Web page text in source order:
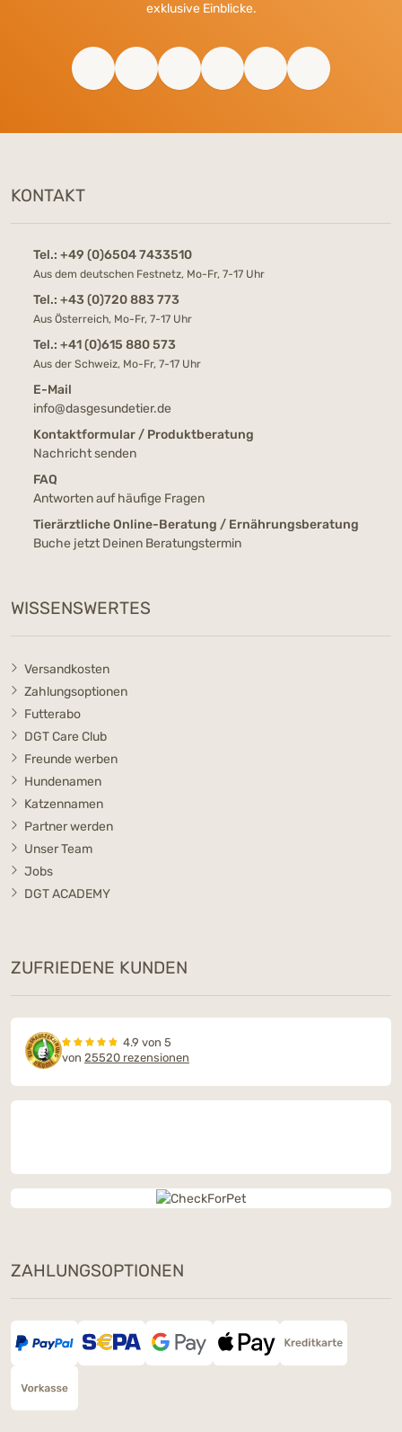
exklusive Einblicke.
KONTAKT
Tel.: +49 (0)6504 7433510
Aus dem deutschen Festnetz, Mo-Fr, 7-17 Uhr
Tel.: +43 (0)720 883 773
Aus Österreich, Mo-Fr, 7-17 Uhr
Tel.: +41 (0)615 880 573
Aus der Schweiz, Mo-Fr, 7-17 Uhr
E-Mail
info@dasgesundetier.de
Kontaktformular / Produktberatung
Nachricht senden
FAQ
Antworten auf häufige Fragen
Tierärztliche Online-Beratung / Ernährungsberatung
Buche jetzt Deinen Beratungstermin
WISSENSWERTES
Versandkosten
Zahlungsoptionen
Futterabo
DGT Care Club
Freunde werben
Hundenamen
Katzennamen
Partner werden
Unser Team
Jobs
DGT ACADEMY
ZUFRIEDENE KUNDEN
4.9 von 5
von 25520 rezensionen
ZAHLUNGSOPTIONEN